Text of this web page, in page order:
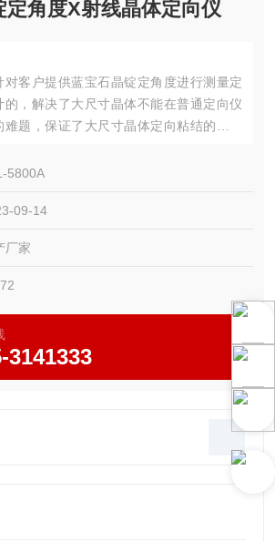
定角度X射线晶体定向仪
对客户提供蓝宝石晶锭定角度进行测量定
的，解决了大尺寸晶体不能在普通定向仪
难题，保证了大尺寸晶体定向粘结的准确
5800A
09-14
厂家
3141333